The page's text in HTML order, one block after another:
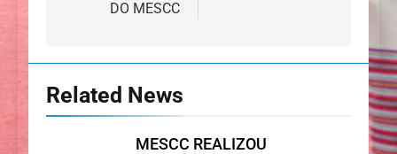
DO MESCC
Related News
MESCC REALIZOU